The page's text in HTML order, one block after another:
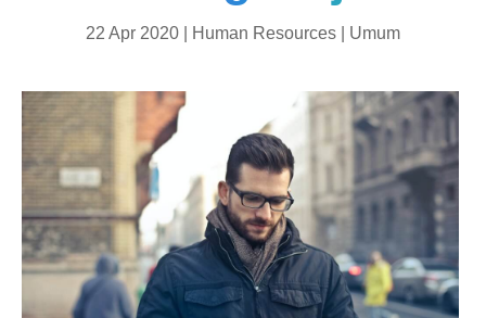
22 Apr 2020 | Human Resources Umum